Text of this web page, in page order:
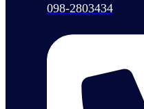
098-2803434